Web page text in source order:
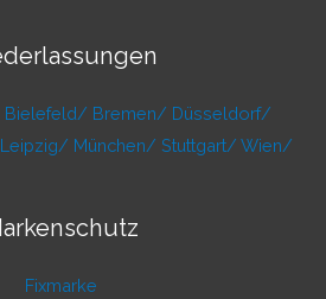
Bielefeld/ Bremen/ Düsseldorf/
Leipzig/ München/ Stuttgart/ Wien/
Fixmarke